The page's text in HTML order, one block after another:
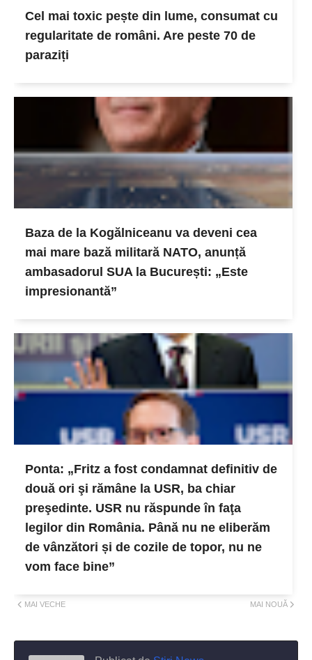
Cel mai toxic pește din lume, consumat cu
regularitate de români. Are peste 70 de
paraziți
Baza de la Kogălniceanu va deveni cea
mai mare bază militară NATO, anunță
ambasadorul SUA la București: „Este
impresionantă”
Ponta: „Fritz a fost condamnat definitiv de
două ori şi rămâne la USR, ba chiar
preşedinte. USR nu răspunde în faţa
legilor din România. Până nu ne eliberăm
de vânzători și de cozile de topor, nu ne
vom face bine”
MAI NOUĂ
MAI VECHE